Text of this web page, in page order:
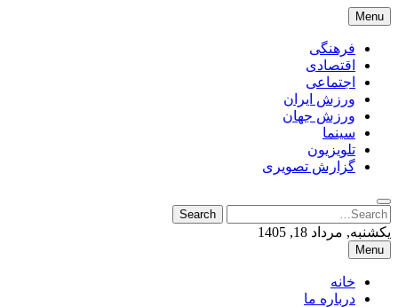
Skip
to
content
Menu
فرهنگی
اقتصادی
اجتماعی
ورزش ایران
ورزش جهان
سینما
تلویزیون
گزارش تصویری
Search
for:
Search
یکشنبه, مرداد 18, 1405
Menu
خانه
درباره ما